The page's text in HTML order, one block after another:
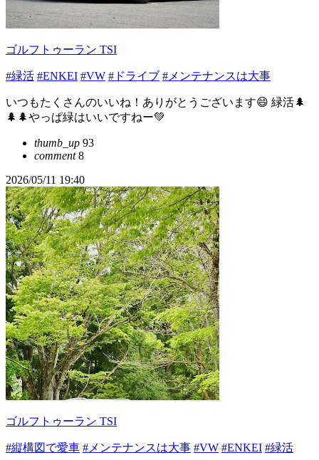
ゴルフトゥーラン TSI
#緑活 #ENKEI #VW #ドライブ #メンテナンスは大事
いつもたくさんのいいね！ありがとうございます😄 緑活🌲
🌲🌲やっぱ緑はいいですねー💚
thumb_up 93
comment8
2026/05/11 19:40
ゴルフトゥーラン TSI
#縦構図で愛車 #メンテナンスは大事 #VW #ENKEI #緑活